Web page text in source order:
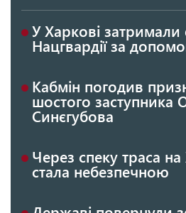
У Харкові затримали
Нацгвардії за
Кабмін погодив
шостого заступника
Синєгубова
Через спеку траса
стала небезпечною